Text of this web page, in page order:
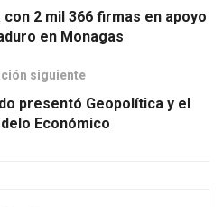
2 mil 366 firmas en apoyo
en Monagas
siguiente
presentó Geopolítica y el
Económico